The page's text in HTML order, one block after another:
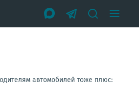
автомобилей тоже плюс: